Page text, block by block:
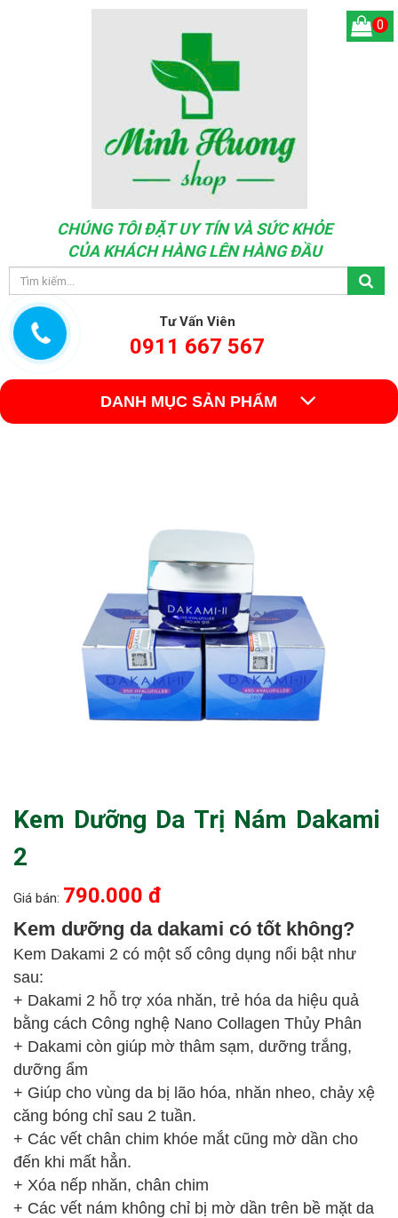
CHÚNG TÔI ĐẶT UY TÍN VÀ SỨC KHỎE
CỦA KHÁCH HÀNG LÊN HÀNG ĐẦU
Tư Vấn Viên
0911 667 567
0
DANH MỤC SẢN PHẨM
Kem Dưỡng Da Trị Nám Dakami
2
Giá bán: 790.000 đ
Kem dưỡng da dakami có tốt không?
Kem Dakami 2 có một số công dụng nổi bật như
sau:
+ Dakami 2 hỗ trợ xóa nhăn, trẻ hóa da hiệu quả
bằng cách Công nghệ Nano Collagen Thủy Phân
+ Dakami còn giúp mờ thâm sạm, dưỡng trắng,
dưỡng ẩm
+ Giúp cho vùng da bị lão hóa, nhăn nheo, chảy xệ
căng bóng chỉ sau 2 tuần.
+ Các vết chân chim khóe mắt cũng mờ dần cho
đến khi mất hẳn.
+ Xóa nếp nhăn, chân chim
+ Các vết nám không chỉ bị mờ dần trên bề mặt da